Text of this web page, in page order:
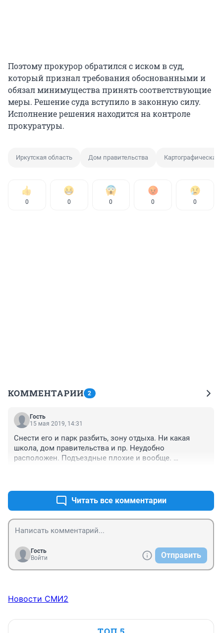
Поэтому прокурор обратился с иском в суд,
который признал требования обоснованными и
обязал минимущества принять соответствующие
меры. Решение суда вступило в законную силу.
Исполнение решения находится на контроле
прокуратуры.
Иркутская область Дом правительства
0 0 0 0 0
КОММЕНТАРИИ 2
Гость
15 мая 2019, 14:31
Снести его и парк разбить, зону отдыха. Ни какая
школа, дом правительства и пр. Неудобно
расположен. Подъездные плохие и вообще.
Читать все комментарии
Гость
Войти
Отправить
Новости СМИ2